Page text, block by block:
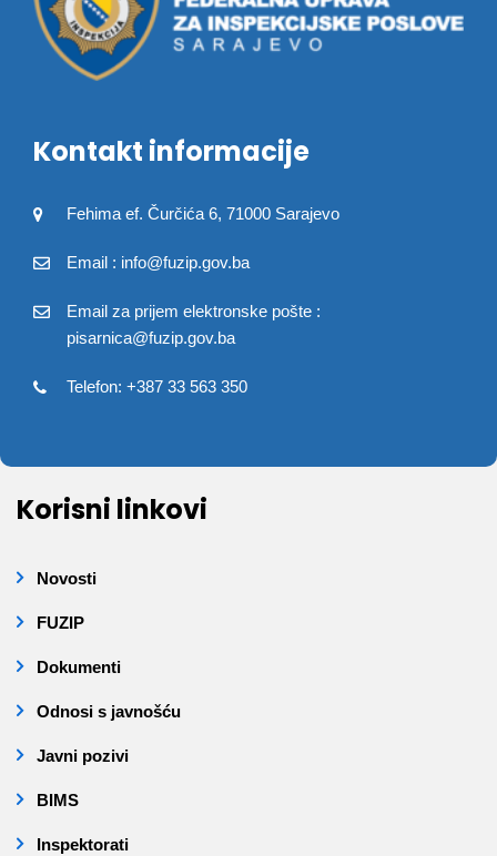
Kontakt informacije
Fehima ef. Čurčića 6, 71000 Sarajevo
Email : info@fuzip.gov.ba
Email za prijem elektronske pošte :
pisarnica@fuzip.gov.ba
Telefon: +387 33 563 350
Korisni linkovi
Novosti
FUZIP
Dokumenti
Odnosi s javnošću
Javni pozivi
BIMS
Inspektorati